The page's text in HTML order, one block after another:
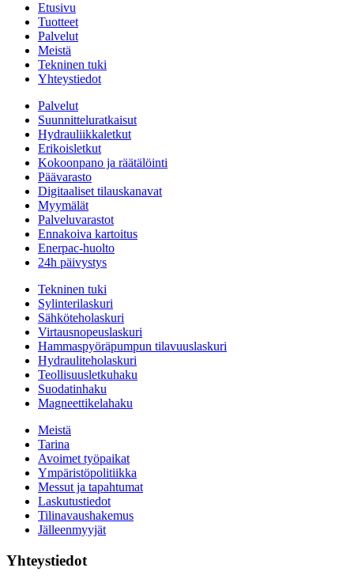
Etusivu
Tuotteet
Palvelut
Meistä
Tekninen tuki
Yhteystiedot
Palvelut
Suunnitteluratkaisut
Hydrauliikkaletkut
Erikoisletkut
Kokoonpano ja räätälöinti
Päävarasto
Digitaaliset tilauskanavat
Myymälät
Palveluvarastot
Ennakoiva kartoitus
Enerpac-huolto
24h päivystys
Tekninen tuki
Sylinterilaskuri
Sähköteholaskuri
Virtausnopeuslaskuri
Hammaspyöräpumpun tilavuuslaskuri
Hydrauliteholaskuri
Teollisuusletkuhaku
Suodatinhaku
Magneettikelahaku
Meistä
Tarina
Avoimet työpaikat
Ympäristöpolitiikka
Messut ja tapahtumat
Laskutustiedot
Tilinavaushakemus
Jälleenmyyjät
Yhteystiedot